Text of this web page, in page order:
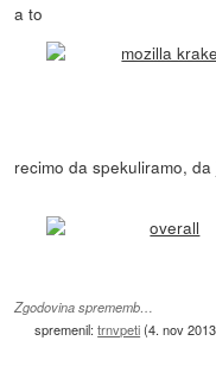
a to
recimo da spekuliramo,
Zgodovina sprememb…
spremenil:trnvpeti(4. nov